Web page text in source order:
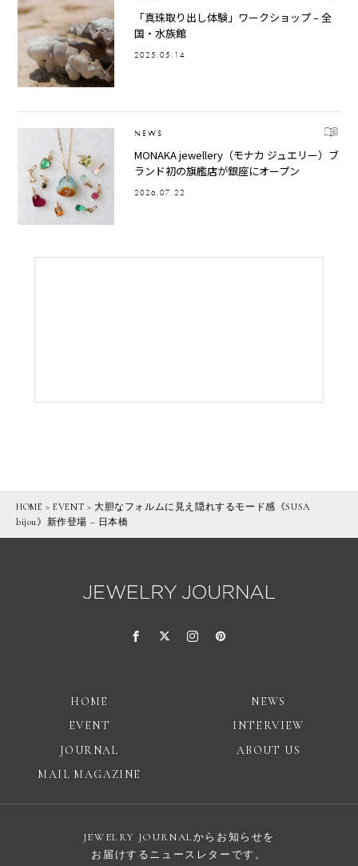
「真珠取り出し体験」ワークショップ – 全
国・水族館
2025.05.14
NEWS
MONAKA jewellery（モナカ ジュエリー）ブ
ランド初の旗艦店が銀座にオープン
2026.07.22
HOME >EVENT >大胆なフォルムに見え隠れするモード感《SUSA
bijou》新作登場 – 日本橋
HOME
NEWS
EVENT
INTERVIEW
JOURNAL
ABOUT US
MAIL MAGAZINE
JEWELRY JOURNALからお知らせを
お届けするニュースレターです。